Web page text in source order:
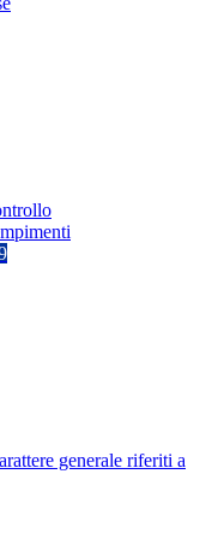
generale riferiti a